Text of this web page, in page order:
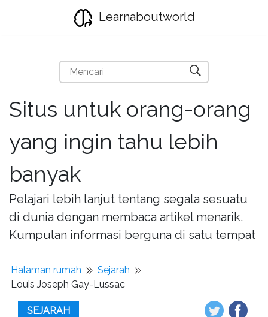
Learnaboutworld
Situs untuk orang-orang
yang ingin tahu lebih
banyak
Pelajari lebih lanjut tentang segala sesuatu
di dunia dengan membaca artikel menarik.
Kumpulan informasi berguna di satu tempat
Halaman rumah
Sejarah
Louis Joseph Gay-Lussac
SEJARAH